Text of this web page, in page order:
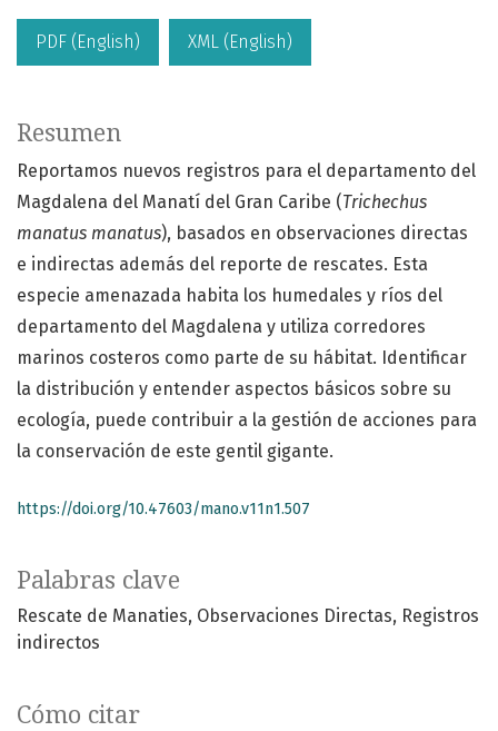
PDF (English) XML (English)
Palabras clave
Rescate de Manaties Observaciones Directas
Registros
indirectos
Cómo citar
Resumen
Reportamos nuevos registros para el departamento del
Magdalena del Manatí del Gran Caribe (Trichechus
manatus manatus), basados en observaciones directas
e indirectas además del reporte de rescates. Esta
especie amenazada habita los humedales y ríos del
departamento del Magdalena y utiliza corredores
marinos costeros como parte de su hábitat. Identificar
la distribución y entender aspectos básicos sobre su
ecología, puede contribuir a la gestión de acciones para
la conservación de este gentil gigante.
https://doi.org/10.47603/mano.v11n1.507